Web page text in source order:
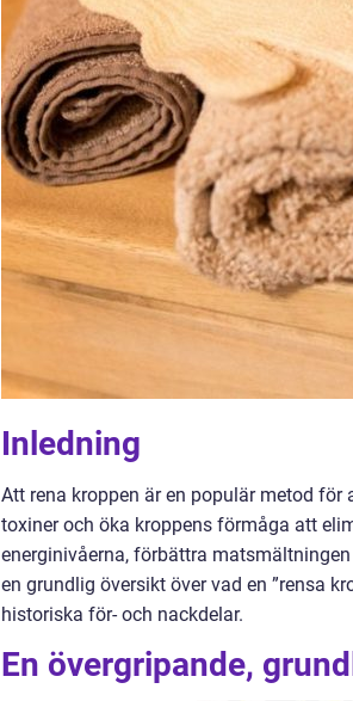
Inledning
Att rena kroppen är en populär metod
toxiner och öka kroppens förmåga att
energinivåerna, förbättra
en grundlig översikt över vad en ”rensa
historiska för- och nackdelar.
En övergripande,